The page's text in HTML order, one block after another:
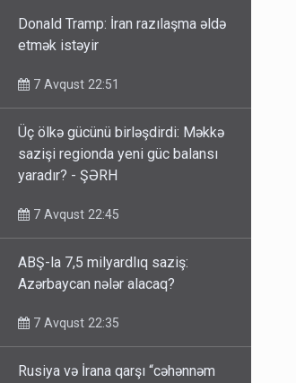
Donald Tramp: İran razılaşma əldə
etmək istəyir
7 Avqust 22:51
Üç ölkə gücünü birləşdirdi: Məkkə
sazişi regionda yeni güc balansı
yaradır? - ŞƏRH
7 Avqust 22:45
ABŞ-la 7,5 milyardlıq saziş:
Azərbaycan nələr alacaq?
7 Avqust 22:35
Rusiya və İrana qarşı “cəhənnəm